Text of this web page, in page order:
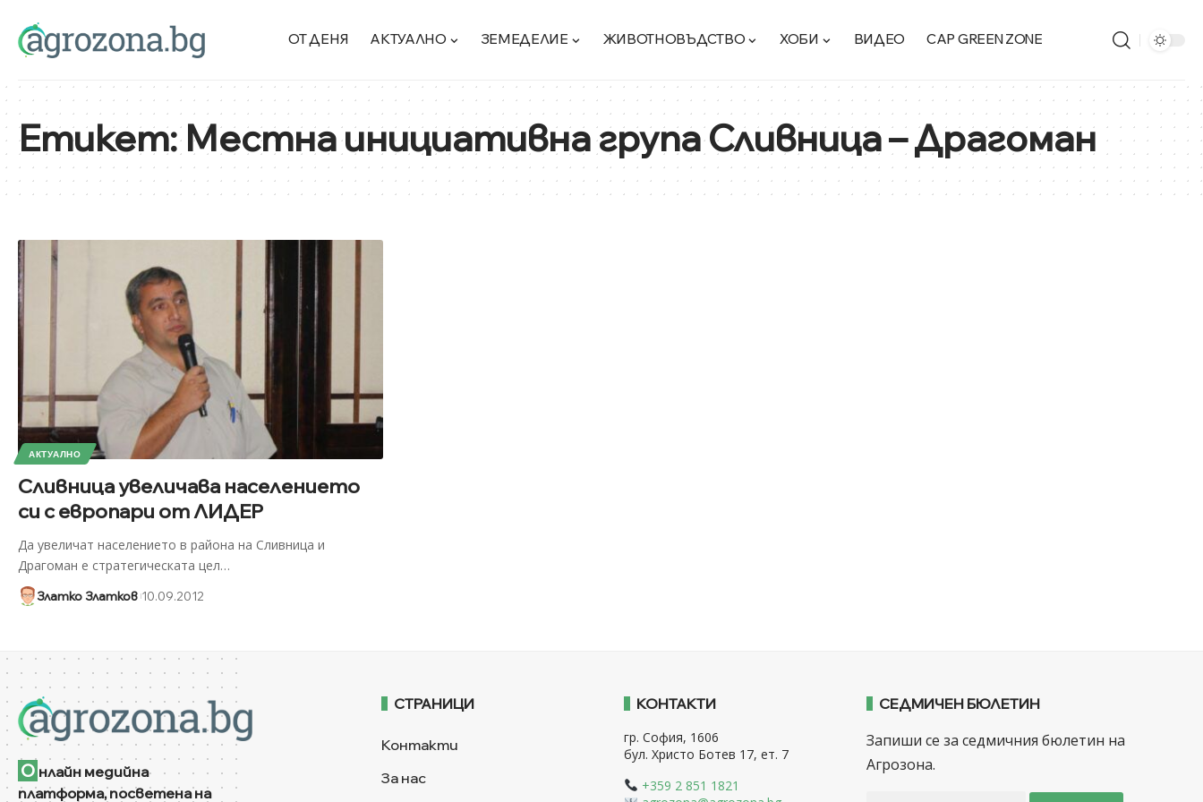
ОТ ДЕНЯ АКТУАЛНО ЗЕМЕДЕЛИЕ ЖИВОТНОВЪДСТВО ХОБИ ВИДЕО CAP GREEN ZONE
Етикет:Местна инициативна група Сливница – Драгоман
АКТУАЛНО
Сливница увеличава населението
си с европари от ЛИДЕР
Да увеличат населението в района на Сливница и
Драгоман е стратегическата цел…
Златко Златков 10.09.2012
О нлайн медийна
платформа, посветена на
СТРАНИЦИ
Контакти
За нас
КОНТАКТИ
гр. София, 1606
бул. Христо Ботев 17, ет. 7
+359 2 851 1821
СЕДМИЧЕН БЮЛЕТИН
Запиши се за седмичния бюлетин на
Агрозона.